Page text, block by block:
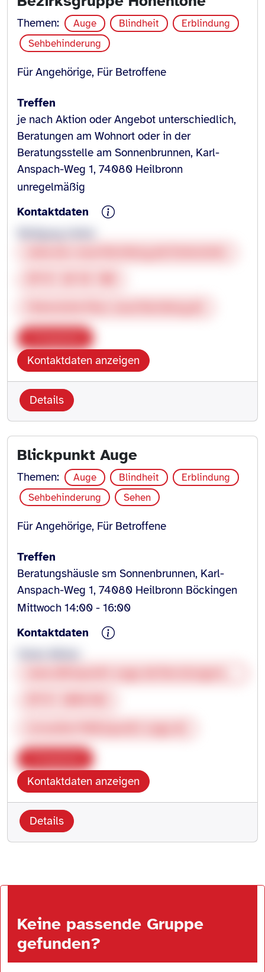
Themen: Auge Blindheit
Erblindung
Sehbehinderung
Für Angehörige, Für Betroffene
Treffen
je nach Aktion oder Angebot unterschiedlich,
Beratungen am Wohnort oder in der
Beratungsstelle am Sonnenbrunnen, Karl-
Anspach-Weg 1, 74080 Heilbronn
unregelmäßig
Kontaktdaten
Kontaktdaten anzeigen
Details
Blickpunkt Auge
Themen: Auge Blindheit
Erblindung
Sehbehinderung
Sehen
Für Angehörige, Für Betroffene
Treffen
Beratungshäusle sm Sonnenbrunnen, Karl-
Anspach-Weg 1, 74080 Heilbronn Böckingen
Mittwoch 14:00 - 16:00
Kontaktdaten
Kontaktdaten anzeigen
Details
Keine passende Gruppe
gefunden?